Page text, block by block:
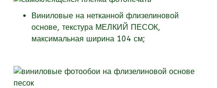
Виниловые на нетканной флизелиновой
основе, текстура МЕЛКИЙ ПЕСОК,
максимальная ширина 104 см;